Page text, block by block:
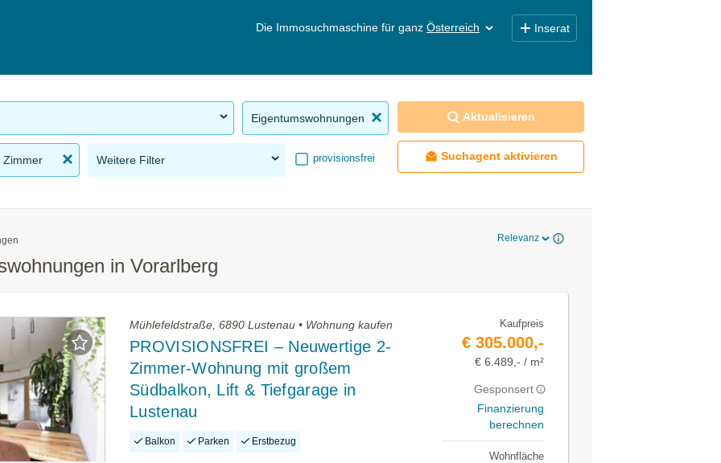
Die Immosuchmaschine für ganz Österreich Inserat
Eigentumswohnungen
Zimmer Weitere Filter provisionsfrei
Aktualisieren
Suchagent aktivieren
Relevanz
in Vorarlberg
Mühlefeldstraße, 6890 Lustenau • Wohnung kaufen
PROVISIONSFREI – Neuwertige 2-
Zimmer-Wohnung mit großem
Südbalkon, Lift & Tiefgarage in
Lustenau
Balkon Parken Erstbezug
Kaufpreis
€ 305.000,-
€ 6.489,- / m²
Gesponsert
Finanzierung
berechnen
Wohnfläche